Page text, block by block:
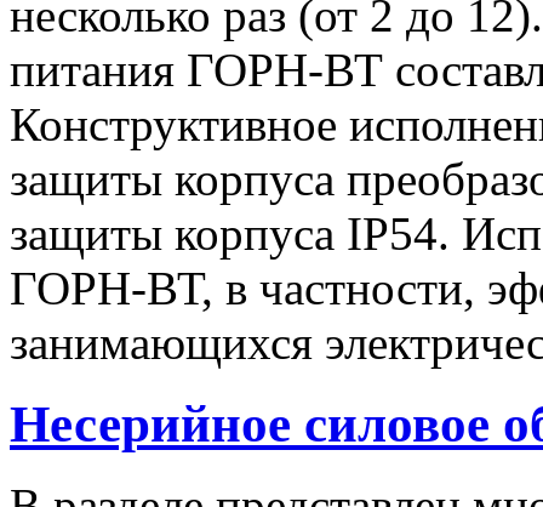
несколько раз (от 2 до
питания ГОРН-ВТ
Конструктивное
защиты корпуса
защиты корпуса IP54.
ГОРН-ВТ, в частности,
занимающихся
Несерийное силовое